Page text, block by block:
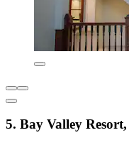
5. Bay Valley